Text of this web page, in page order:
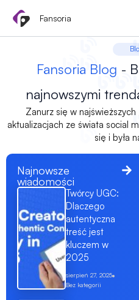
treści
Fansoria
Fansoria Blog -
najnowszymi
Zanurz się w
aktualizacjach ze świata social
się i była
Najnowsze
wiadomości
Twórcy UGC:
Dlaczego
autentyczna
treść jest
kluczem w
2025
sierpień 27, 2025
Bez kategorii